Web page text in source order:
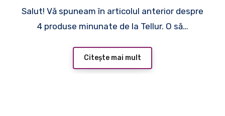
Salut! Vă spuneam în articolul anterior despre
4 produse minunate de la Tellur. O să…
Citește mai mult